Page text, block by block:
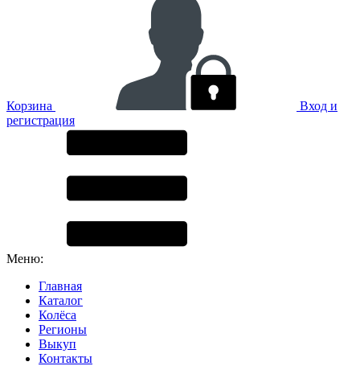
Корзина
Вход и
регистрация
Меню:
Главная
Каталог
Колёса
Регионы
Выкуп
Контакты